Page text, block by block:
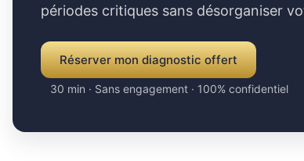
périodes critiques sans désorganiser
Réserver mon diagnostic offert
30 min · Sans engagement · 100% confidentiel